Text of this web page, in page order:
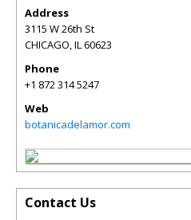
Address
3115 W 26th St
CHICAGO,IL60623
Phone
+1 872 314 5247
Web
botanicadelamor.com
Contact Us